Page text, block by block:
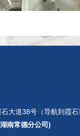
能的不同要求，可以
大道38号（导航到霞石
南常德分公司)